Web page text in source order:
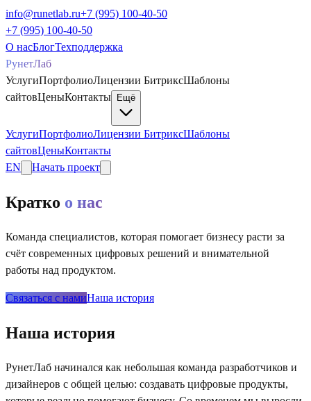
info@runetlab.ru+7 (995) 100-40-50
+7 (995) 100-40-50
О насБлогТехподдержка
РунетЛаб
УслугиПортфолиоЛицензии БитриксШаблоны
сайтовЦеныКонтакты Ещё
УслугиПортфолиоЛицензии БитриксШаблоны
сайтовЦеныКонтакты
EN
Начать проект
Кратко о нас
Команда специалистов, которая помогает бизнесу расти за
счёт современных цифровых решений и внимательной
работы над продуктом.
Связаться с намиНаша история
Наша история
РунетЛаб начинался как небольшая команда разработчиков и
дизайнеров с общей целью: создавать цифровые продукты,